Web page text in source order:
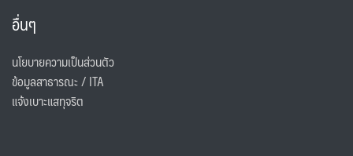
อื่นๆ
นโยบายความเป็นส่วนตัว
ข้อมูลสาธารณะ / ITA
แจ้งเบาะแสทุจริต